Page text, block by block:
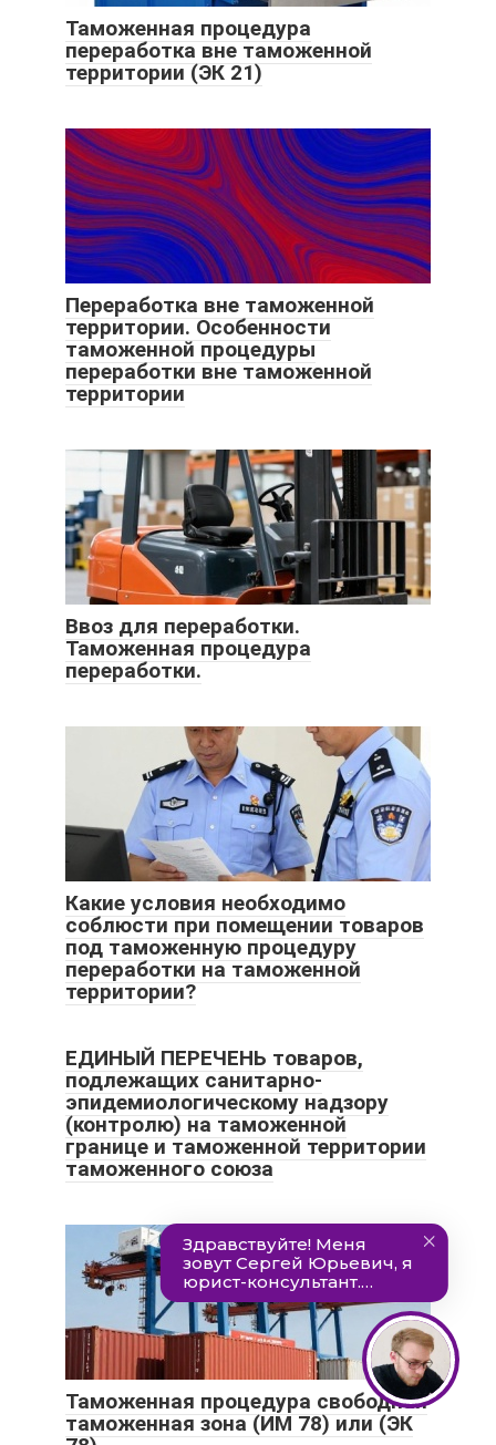
Таможенная процедура
переработка вне таможенной
территории (ЭК 21)
Переработка вне таможенной
территории. Особенности
таможенной процедуры
переработки вне таможенной
территории
Ввоз для переработки.
Таможенная процедура
переработки.
Какие условия необходимо
соблюсти при помещении товаров
под таможенную процедуру
переработки на таможенной
территории?
ЕДИНЫЙ ПЕРЕЧЕНЬ товаров,
подлежащих санитарно-
эпидемиологическому надзору
(контролю) на таможенной
границе и таможенной территории
таможенного союза
Таможенная процедура свободная
таможенная зона (ИМ 78) или (ЭК